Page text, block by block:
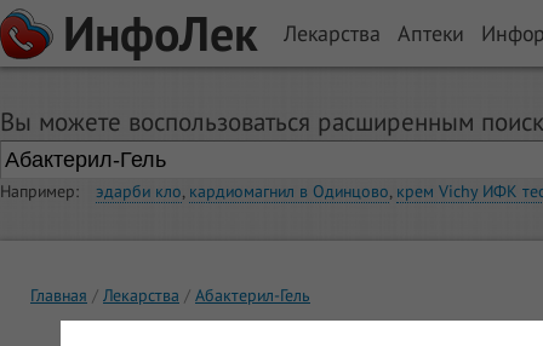
ИнфоЛек Лекарства Аптеки
Вы можете воспользоваться расширенным
Например: эдарби кло, кардиомагнил в Одинцово, крем Vichy ИФК
Главная Лекарства Абактерил-Гель